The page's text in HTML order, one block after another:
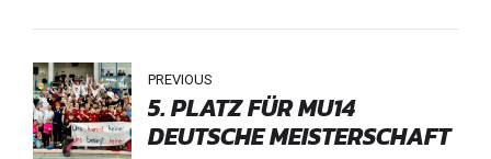
PREVIOUS
5. PLATZ FÜR MU14
DEUTSCHE MEISTERSCHAFT